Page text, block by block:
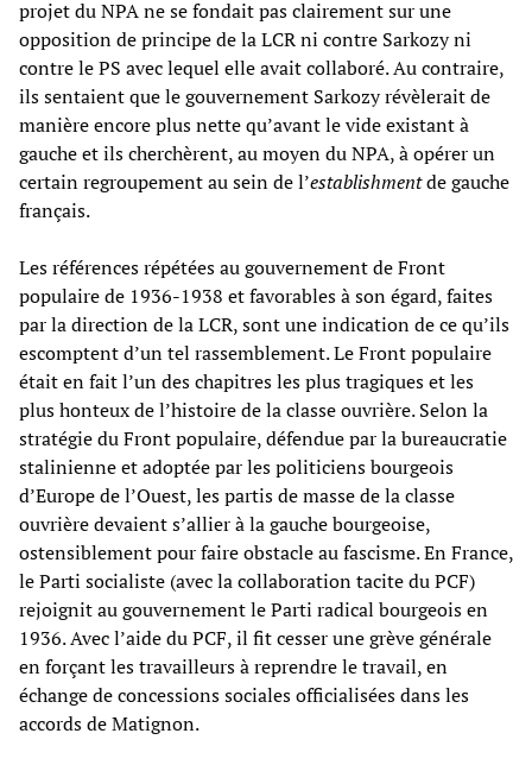
projet du NPA ne se fondait pas clairement sur une
opposition de principe de la LCR ni contre Sarkozy ni
contre le PS avec lequel elle avait collaboré. Au contraire,
ils sentaient que le gouvernement Sarkozy révèlerait de
manière encore plus nette qu’avant le vide existant à
gauche et ils cherchèrent, au moyen du NPA, à opérer un
certain regroupement au sein de l’establishmentde gauche
français.
Les références répétées au gouvernement de Front
populaire de 1936-1938 et favorables à son égard, faites
par la direction de la LCR, sont une indication de ce qu’ils
escomptent d’un tel rassemblement. Le Front populaire
était en fait l’un des chapitres les plus tragiques et les
plus honteux de l’histoire de la classe ouvrière. Selon la
stratégie du Front populaire, défendue par la bureaucratie
stalinienne et adoptée par les politiciens bourgeois
d’Europe de l’Ouest, les partis de masse de la classe
ouvrière devaient s’allier à la gauche bourgeoise,
ostensiblement pour faire obstacle au fascisme. En France,
le Parti socialiste (avec la collaboration tacite du PCF)
rejoignit au gouvernement le Parti radical bourgeois en
1936. Avec l’aide du PCF, il fit cesser une grève générale
en forçant les travailleurs à reprendre le travail, en
échange de concessions sociales officialisées dans les
accords de Matignon.